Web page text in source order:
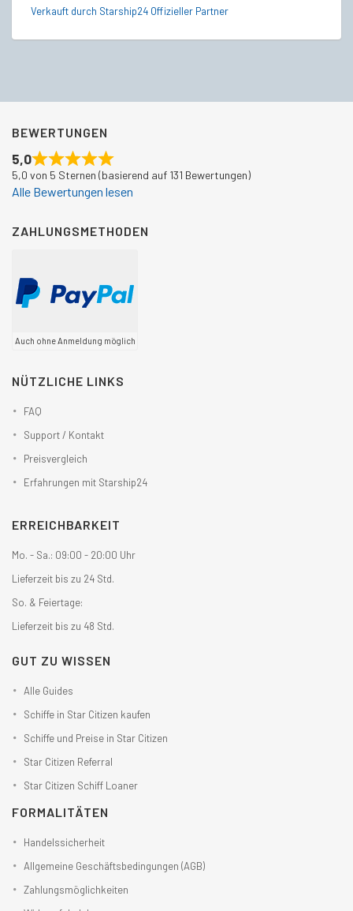
Verkauft durch Starship24 Offizieller Partner
BEWERTUNGEN
5,0
5,0 von 5 Sternen (basierend auf 131 Bewertungen)
Alle Bewertungen lesen
ZAHLUNGSMETHODEN
Auch ohne Anmeldung möglich
NÜTZLICHE LINKS
FAQ
Support / Kontakt
Preisvergleich
Erfahrungen mit Starship24
ERREICHBARKEIT
Mo. - Sa.: 09:00 - 20:00 Uhr
Lieferzeit bis zu 24 Std.
So. & Feiertage:
Lieferzeit bis zu 48 Std.
GUT ZU WISSEN
Alle Guides
Schiffe in Star Citizen kaufen
Schiffe und Preise in Star Citizen
Star Citizen Referral
Star Citizen Schiff Loaner
FORMALITÄTEN
Handelssicherheit
Allgemeine Geschäftsbedingungen (AGB)
Zahlungsmöglichkeiten